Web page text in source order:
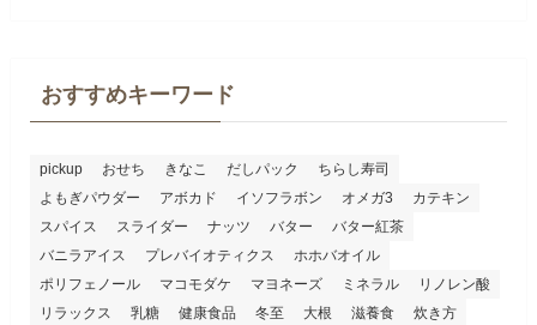
おすすめキーワード
pickup おせち きなこ だしパック
ちらし寿司
よもぎパウダー
アボカド イソフラボン オメガ3
カテキン
スパイス
スライダー ナッツ バター
バター紅茶
バニラアイス
プレバイオティクス
ホホバオイル
ポリフェノール
マコモダケ マヨネーズ ミネラル
リノレン酸
リラックス
乳糖 健康食品 冬至 大根 滋養食
炊き方